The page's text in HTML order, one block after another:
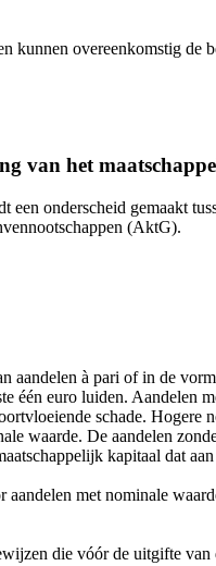
kunnen overeenkomstig
van het
onderscheid gemaakt
(AktG).
aandelen à pari of in de
één euro luiden. Aandelen
schade. Hogere
waarde. De aandelen
kapitaal dat
met nominale
die vóór de uitgifte